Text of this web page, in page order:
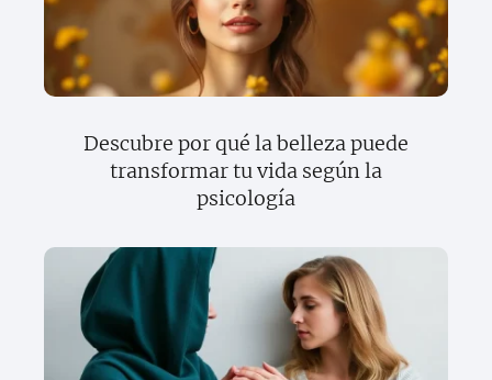
Descubre por qué la belleza puede
transformar tu vida según la
psicología